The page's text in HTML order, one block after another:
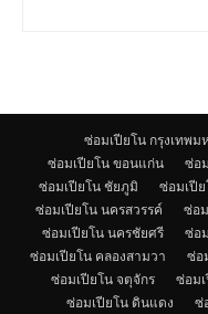
ซ่อมเปียโน กรุงเทพม
ซ่อมเปียโน ขอนแก่น
ซ่อ
ซ่อมเปียโน ชัยภูมิ
ซ่อมเปี
ซ่อมเปียโน นครสวรรค์
ซ่อ
ซ่อมเปียโน นครชัยศรี
ซ่อ
ซ่อมเปียโน คลองสามวา
ซ่อ
ซ่อมเปียโน จตุจักร
ซ่อม
ซ่อมเปียโน ดินแดง
ซ่